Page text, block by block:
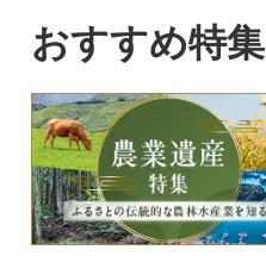
おすすめ特集